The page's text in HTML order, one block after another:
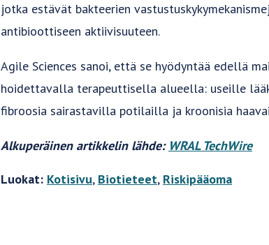
jotka estävät bakteerien
antibioottiseen aktiivisuuteen.
Agile Sciences sanoi, että se hyödyntää edellä
hoidettavalla terapeuttisella alueella: useille
fibroosia sairastavilla potilailla ja kroonisia
Alkuperäinen artikkelin lähde: WRAL TechWire
Luokat: Kotisivu, Biotieteet, Riskipääoma